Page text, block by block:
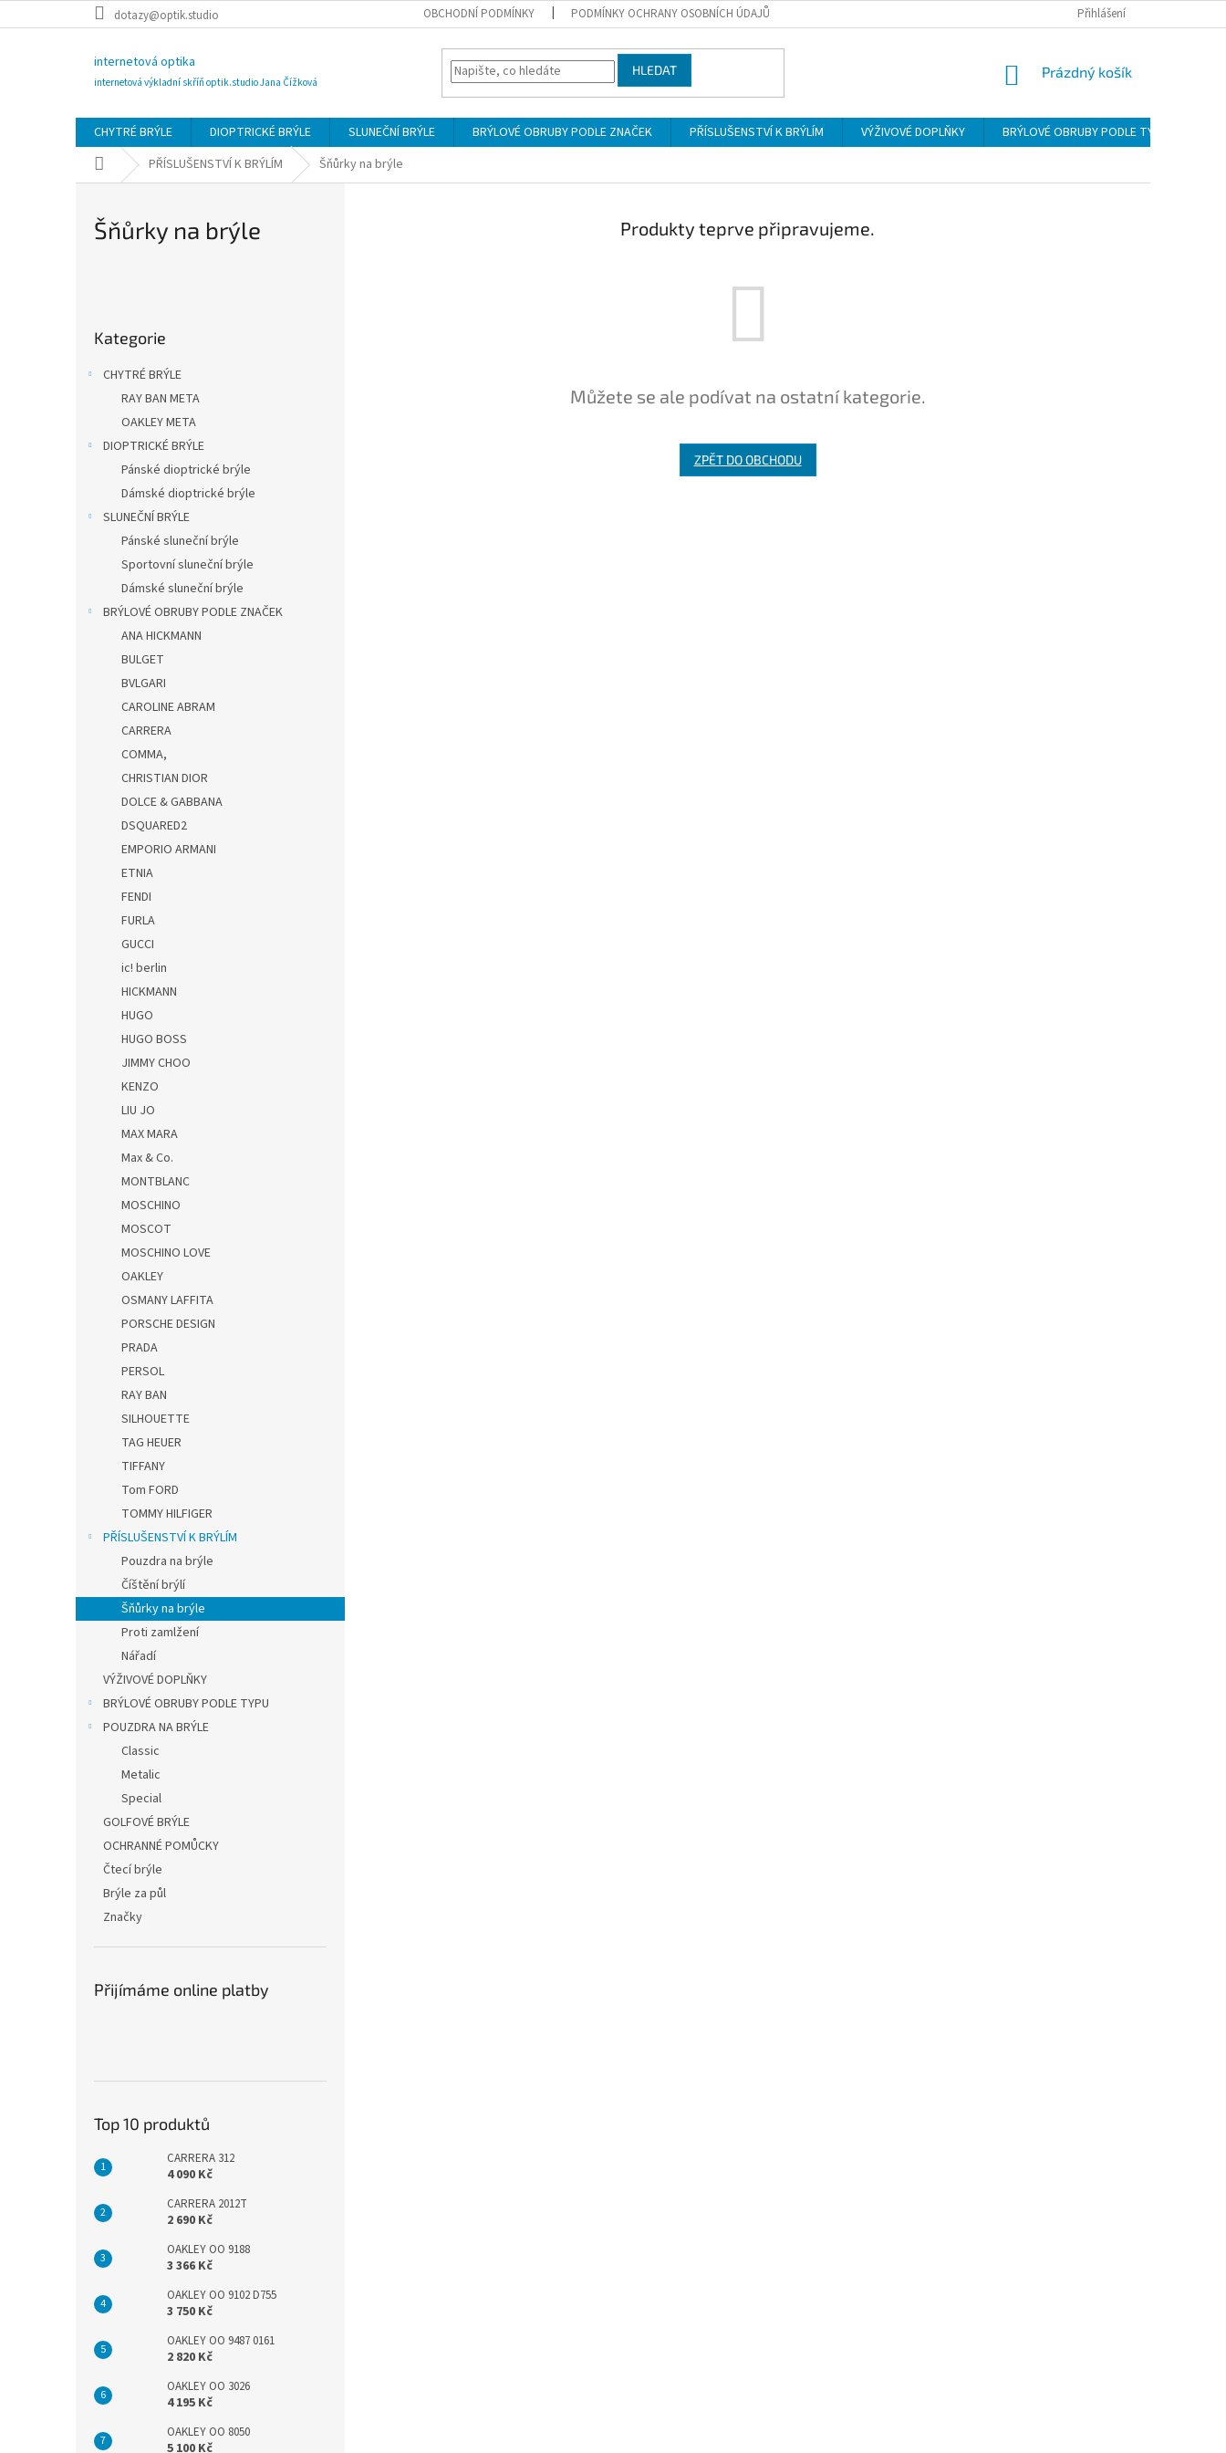
na
dotazy@optik.studio OBCHODNÍ PODMÍNKY PODMÍNKY OCHRANY OSOBNÍCH ÚDAJŮ Přihlášení
internetová optika
internetová výkladní skříň optik.studio Jana Čížková
HLEDAT
NÁKUPNÍ
Prázdný košík
CHYTRÉ BRÝLE DIOPTRICKÉ BRÝLE SLUNEČNÍ BRÝLE BRÝLOVÉ OBRUBY PODLE ZNAČEK PŘÍSLUŠENSTVÍ K BRÝLÍM VÝŽIVOVÉ DOPLŇKY BRÝLOVÉ OBRUBY PODLE TYPU
Domů PŘÍSLUŠENSTVÍ K BRÝLÍM Šňůrky na brýle
Šňůrky na brýle
kategorie
Kategorie
CHYTRÉ BRÝLE
RAY BAN META
OAKLEY META
DIOPTRICKÉ BRÝLE
Pánské dioptrické brýle
Dámské dioptrické brýle
SLUNEČNÍ BRÝLE
Pánské sluneční brýle
Sportovní sluneční brýle
Dámské sluneční brýle
BRÝLOVÉ OBRUBY PODLE ZNAČEK
ANA HICKMANN
BULGET
BVLGARI
CAROLINE ABRAM
CARRERA
COMMA,
CHRISTIAN DIOR
DOLCE & GABBANA
DSQUARED2
EMPORIO ARMANI
ETNIA
FENDI
FURLA
GUCCI
ic! berlin
HICKMANN
HUGO
HUGO BOSS
JIMMY CHOO
KENZO
LIU JO
MAX MARA
Max & Co.
MONTBLANC
MOSCHINO
MOSCOT
MOSCHINO LOVE
OAKLEY
OSMANY LAFFITA
PORSCHE DESIGN
PRADA
PERSOL
RAY BAN
SILHOUETTE
TAG HEUER
TIFFANY
Tom FORD
TOMMY HILFIGER
PŘÍSLUŠENSTVÍ K BRÝLÍM
Pouzdra na brýle
Číštění brýlí
Šňůrky na brýle
Proti zamlžení
Nářadí
VÝŽIVOVÉ DOPLŇKY
BRÝLOVÉ OBRUBY PODLE TYPU
POUZDRA NA BRÝLE
Classic
Metalic
Special
GOLFOVÉ BRÝLE
OCHRANNÉ POMŮCKY
Čtecí brýle
Brýle za půl
Značky
Přijímáme online platby
Top 10 produktů
CARRERA 312
4 090 Kč
CARRERA 2012T
2 690 Kč
OAKLEY OO 9188
3 366 Kč
OAKLEY OO 9102 D755
3 750 Kč
OAKLEY OO 9487 0161
2 820 Kč
OAKLEY OO 3026
4 195 Kč
OAKLEY OO 8050
5 100 Kč
Produkty teprve připravujeme.
Můžete se ale podívat na ostatní kategorie.
ZPĚT DO OBCHODU